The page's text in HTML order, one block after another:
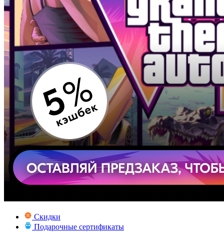
Скидки
Подарочные сертификаты